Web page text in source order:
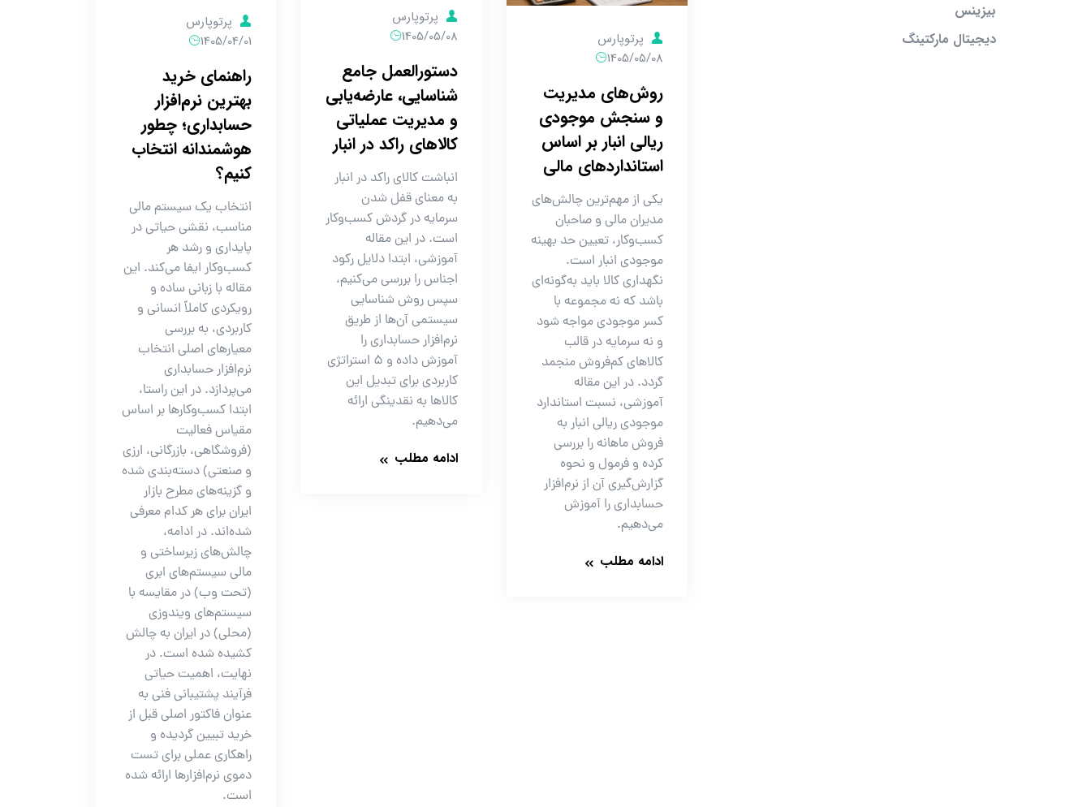
بیزینس
دیجیتال مارکتینگ
پرتوپارس
1405/05/08
روش‌های مدیریت
و سنجش موجودی
ریالی انبار بر اساس
استانداردهای مالی
یکی از مهم‌ترین چالش‌های
مدیران مالی و صاحبان
کسب‌وکار، تعیین حد بهینه
موجودی انبار است.
نگهداری کالا باید به‌گونه‌ای
باشد که نه مجموعه با
کسر موجودی مواجه شود
و نه سرمایه در قالب
کالاهای کم‌فروش منجمد
گردد. در این مقاله
آموزشی، نسبت استاندارد
موجودی ریالی انبار به
فروش ماهانه را بررسی
کرده و فرمول و نحوه
گزارش‌گیری آن از نرم‌افزار
حسابداری را آموزش
می‌دهیم.
ادامه مطلب
پرتوپارس
1405/05/08
دستورالعمل جامع
شناسایی، عارضه‌یابی
و مدیریت عملیاتی
کالاهای راکد در انبار
انباشت کالای راکد در انبار
به معنای قفل شدن
سرمایه در گردش کسب‌وکار
است. در این مقاله
آموزشی، ابتدا دلایل رکود
اجناس را بررسی می‌کنیم،
سپس روش شناسایی
سیستمی آن‌ها از طریق
نرم‌افزار حسابداری را
آموزش داده و ۵ استراتژی
کاربردی برای تبدیل این
کالاها به نقدینگی ارائه
می‌دهیم.
ادامه مطلب
پرتوپارس
1405/04/01
راهنمای خرید
بهترین نرم‌افزار
حسابداری؛ چطور
هوشمندانه انتخاب
کنیم؟
انتخاب یک سیستم مالی
مناسب، نقشی حیاتی در
پایداری و رشد هر
کسب‌وکار ایفا می‌کند. این
مقاله با زبانی ساده و
رویکردی کاملاً انسانی و
کاربردی، به بررسی
معیارهای اصلی انتخاب
نرم‌افزار حسابداری
می‌پردازد. در این راستا،
ابتدا کسب‌وکارها بر اساس
مقیاس فعالیت
(فروشگاهی، بازرگانی، ارزی
و صنعتی) دسته‌بندی شده
و گزینه‌های مطرح بازار
ایران برای هر کدام معرفی
شده‌اند. در ادامه،
چالش‌های زیرساختی و
مالی سیستم‌های ابری
(تحت وب) در مقایسه با
سیستم‌های ویندوزی
(محلی) در ایران به چالش
کشیده شده است. در
نهایت، اهمیت حیاتی
فرآیند پشتیبانی فنی به
عنوان فاکتور اصلی قبل از
خرید تبیین گردیده و
راهکاری عملی برای تست
دموی نرم‌افزارها ارائه شده
است.